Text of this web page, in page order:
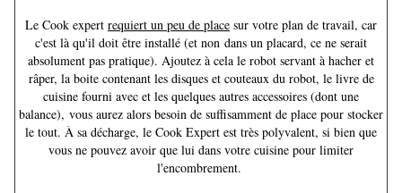
Le Cook expert requiert un peu de place sur votre plan de travail, car
c'est là qu'il doit être installé (et non dans un placard, ce ne serait
absolument pas pratique). Ajoutez à cela le robot servant à hacher et
râper, la boite contenant les disques et couteaux du robot, le livre de
cuisine fourni avec et les quelques autres accessoires (dont une
balance), vous aurez alors besoin de suffisamment de place pour stocker
le tout. À sa décharge, le Cook Expert est très polyvalent, si bien que
vous ne pouvez avoir que lui dans votre cuisine pour limiter
l'encombrement.